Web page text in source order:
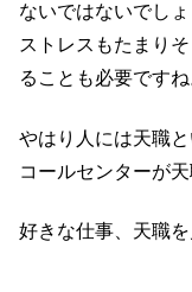
ないではないでしょ
ストレスもたまり
ることも必要ですね
やはり人には天職
コールセンターが
好きな仕事、天職